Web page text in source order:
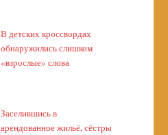
В детских кроссвордах
обнаружились слишком
«взрослые» слова
Заселившись в
арендованное жильё, сёстры